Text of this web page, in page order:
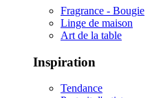
Fragrance - Bougie
Linge de maison
Art de la table
Inspiration
Tendance